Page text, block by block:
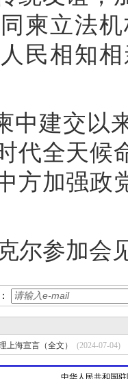
柬立法
民相知
中建交以
代全天候
方加强政
尔参加会
上海宣言（全文） (2024-07-04)
中华人民共和国